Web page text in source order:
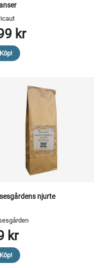
kr
Köp!
njurte
kr
Köp!